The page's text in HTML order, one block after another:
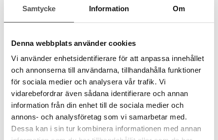
Samtycke Information Om
Denna webbplats använder cookies
Vi använder enhetsidentifierare för att anpassa innehållet
och annonserna till användarna, tillhandahålla funktioner
för sociala medier och analysera vår trafik. Vi
vidarebefordrar även sådana identifierare och annan
information från din enhet till de sociala medier och
annons- och analysföretag som vi samarbetar med.
Dessa kan i sin tur kombinera informationen med annan